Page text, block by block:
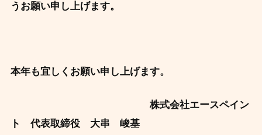
うお願い申し上げます。
本年も宜しくお願い申し上げます。
株式会社エースペイン
ト 代表取締役 大串 峻基